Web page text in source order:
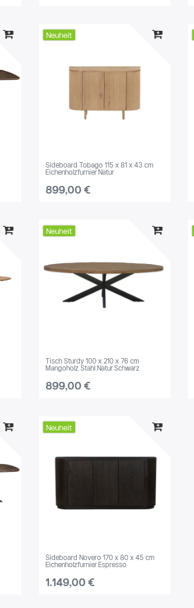
Neuheit
Sideboard Tobago 115 x 81 x 43 cm
Eichenholzfurnier Natur
899,00 €
Neuheit
Tisch Sturdy 100 x 210 x 76 cm
Mangoholz Stahl Natur Schwarz
899,00 €
Neuheit
Sideboard Novero 170 x 80 x 45 cm
Eichenholzfurnier Espresso
1.149,00 €